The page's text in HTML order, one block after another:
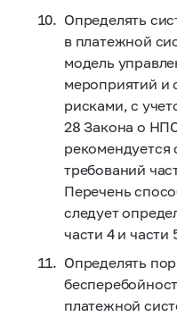
Определять
в платежной
модель
мероприятий и
рисками, с
28 Закона о
рекомендуется
требований
Перечень
следует
части 4 и
Определять
платежной